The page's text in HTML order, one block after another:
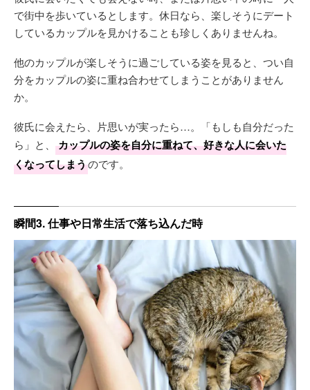
で街中を歩いているとします。休日なら、楽しそうにデート
しているカップルを見かけることも珍しくありませんね。
他のカップルが楽しそうに過ごしている姿を見ると、つい自
分をカップルの姿に重ね合わせてしまうことがありません
か。
彼氏に会えたら、片思いが実ったら…。「もしも自分だった
ら」と、
カップルの姿を自分に重ねて、好きな人に会いた
くなってしまうのです。
瞬間3. 仕事や日常生活で落ち込んだ時